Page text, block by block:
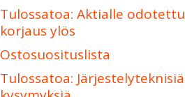
Tulossatoa: Aktialle odotettu
korjaus ylös
Ostosuosituslista
Tulossatoa: Järjestelyteknisiä